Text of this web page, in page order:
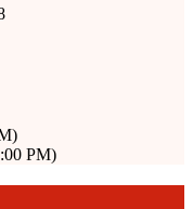
PM)